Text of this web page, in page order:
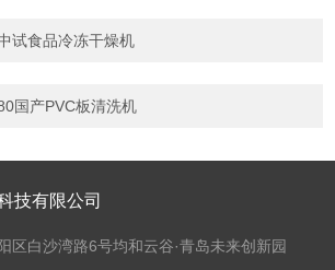
试食品冷冻干燥机
国产PVC板清洗机
技有限公司
区白沙湾路6号均和云谷·青岛未来创新园